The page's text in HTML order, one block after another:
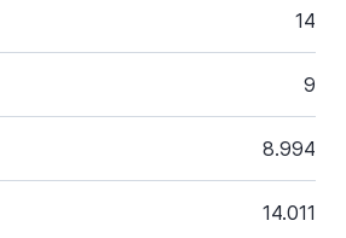
14
9
8.994
14.011